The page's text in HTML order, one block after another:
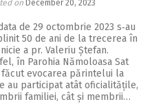
on December 20, 2023
de 29 octombrie 2023 s‑au
50 de ani de la trecerea în
a pr. Valeriu Ștefan.
în Parohia Nămoloasa Sat
făcut evocarea părintelui la
au participat atât oficialitățile,
familiei, cât și membrii…